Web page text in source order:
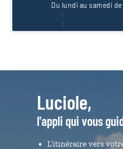
Du lundi au samedi de
Luciole,
l'appli qui vous
L’itinéraire vers